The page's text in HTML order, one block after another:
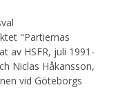
"Partiernas
av HSFR, juli 1991-
Niclas Håkansson,
vid Göteborgs